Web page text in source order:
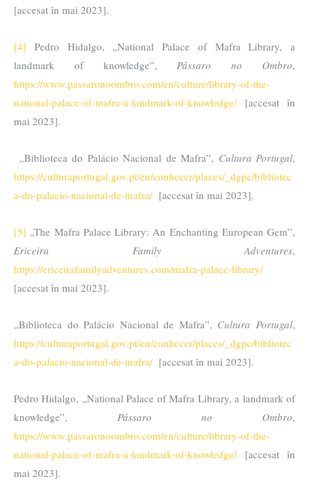
[accesat în mai 2023].
[4] Pedro Hidalgo, „National Palace of Mafra Library, a
landmark of knowledge”, Pássaro no Ombro,
https://www.passaronoombro.com/en/culture/library-of-the-
national-palace-of-mafra-a-landmark-of-knowledge/[accesat în
mai 2023].
„Biblioteca do Palácio Nacional de Mafra”, Cultura Portugal,
https://culturaportugal.gov.pt/en/conhecer/places/_dgpc/bibliotec
a-do-palacio-nacional-de-mafra/[accesat în mai 2023].
[5] „The Mafra Palace Library: An Enchanting European Gem”,
Ericeira Family Adventures,
https://ericeirafamilyadventures.com/mafra-palace-library/
[accesat în mai 2023].
„Biblioteca do Palácio Nacional de Mafra”, Cultura Portugal,
https://culturaportugal.gov.pt/en/conhecer/places/_dgpc/bibliotec
a-do-palacio-nacional-de-mafra/[accesat în mai 2023].
Pedro Hidalgo, „National Palace of Mafra Library, a landmark of
knowledge”, Pássaro no Ombro,
https://www.passaronoombro.com/en/culture/library-of-the-
national-palace-of-mafra-a-landmark-of-knowledge/[accesat în
mai 2023].